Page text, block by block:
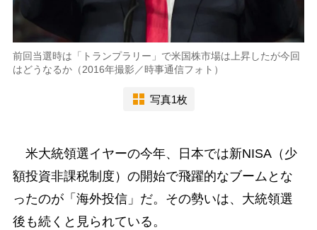
前回当選時は「トランプラリー」で米国株市場は上昇したが今回
はどうなるか（2016年撮影／時事通信フォト）
写真1枚
米大統領選イヤーの今年、日本では新NISA（少
額投資非課税制度）の開始で飛躍的なブームとな
ったのが「海外投信」だ。その勢いは、大統領選
後も続くと見られている。